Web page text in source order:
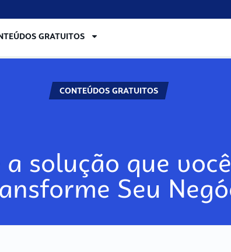
GRATUITOS
CONTEÚDOS GRATUITOS
solução que
Seu